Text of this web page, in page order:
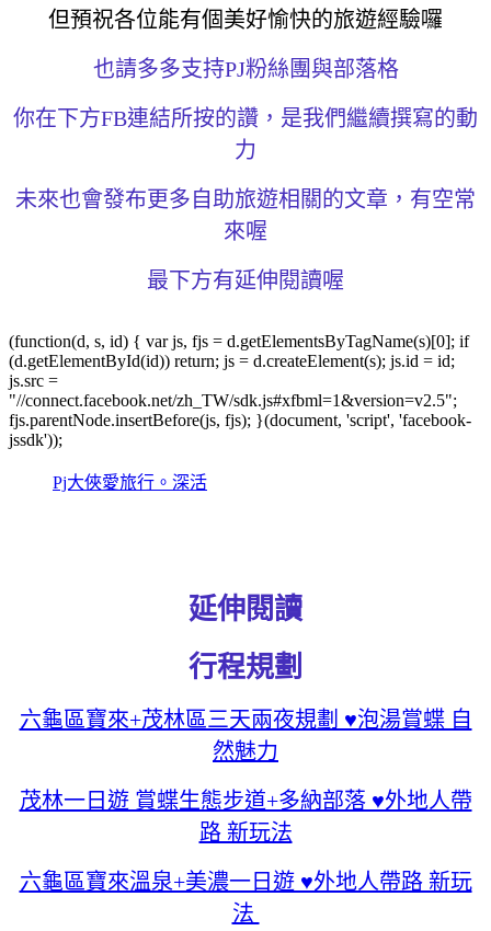
但預祝各位能有個美好愉快的旅遊經驗囉
也請多多支持PJ粉絲團與部落格
你在下方FB連結所按的讚，是我們繼續撰寫的動
力
未來也會發布更多自助旅遊相關的文章，有空常
來喔
最下方有延伸閱讀喔
(function(d, s, id) { var js, fjs = d.getElementsByTagName(s)[0]; if
(d.getElementById(id)) return; js = d.createElement(s); js.id = id;
js.src =
"//connect.facebook.net/zh_TW/sdk.js#xfbml=1&version=v2.5";
fjs.parentNode.insertBefore(js, fjs); }(document, 'script', 'facebook-
jssdk'));
Pj大俠愛旅行。深活
延伸閱讀
行程規劃
六龜區寶來+茂林區三天兩夜規劃 ♥泡湯賞蝶 自
然魅力
茂林一日遊 賞蝶生態步道+多納部落 ♥外地人帶
路 新玩法
六龜區寶來溫泉+美濃一日遊 ♥外地人帶路 新玩
法